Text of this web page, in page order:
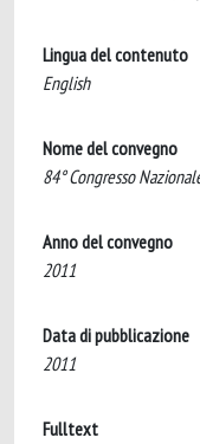
Lingua del contenuto
English
Nome del convegno
84° Congresso
Anno del convegno
2011
Data di pubblicazione
2011
Fulltext